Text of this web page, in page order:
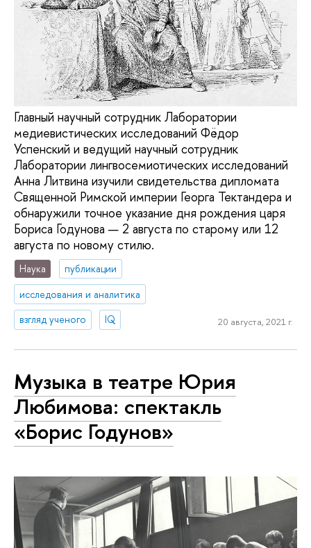
Главный научный сотрудник Лаборатории
медиевистических исследований Фёдор
Успенский и ведущий научный сотрудник
Лаборатории лингвосемиотических исследований
Анна Литвина изучили свидетельства дипломата
Священной Римской империи Георга Тектандера и
обнаружили точное указание дня рождения царя
Бориса Годунова — 2 августа по старому или 12
августа по новому стилю.
Наука
публикации
исследования и аналитика
взгляд ученого
IQ 20 августа, 2021 г.
Музыка в театре Юрия
Любимова: спектакль
«Борис Годунов»